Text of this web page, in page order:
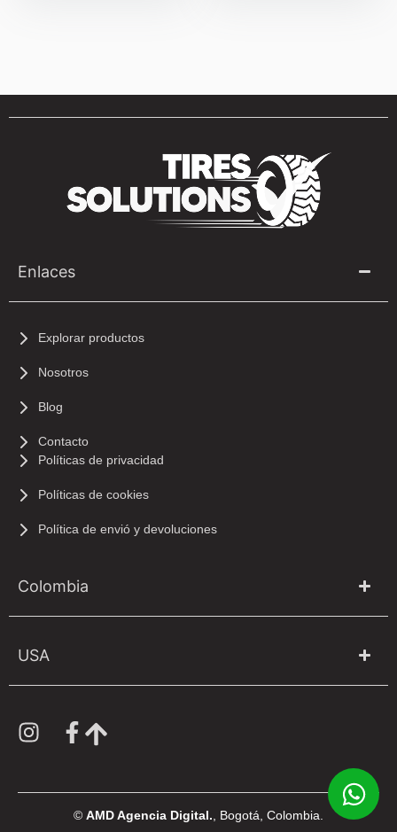
Enlaces
Explorar productos
Nosotros
Blog
Contacto
Políticas de privacidad
Políticas de cookies
Política de envió y devoluciones
Colombia
USA
© AMD Agencia Digital., Bogotá, Colombia.